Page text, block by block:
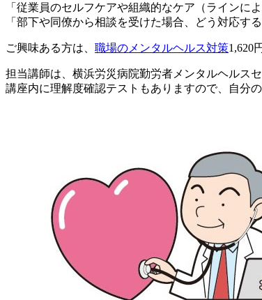
「従業員のセルフケアや組織的なケア（ラインに
「部下や同僚から相談を受けた場合、どう対応す
ご興味ある方は、 職場のメンタルヘルス対策1,620
担当講師は、横浜労災病院勤労者メンタルヘルス
講座内に理解度確認テストもありますので、自分